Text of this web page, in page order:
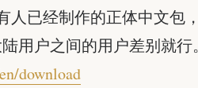
人已经制作的正体中文包
用户之间的用户差别就行。
download